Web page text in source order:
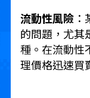
流動性風險：
的問題，尤其
種。在流動性
理價格迅速買